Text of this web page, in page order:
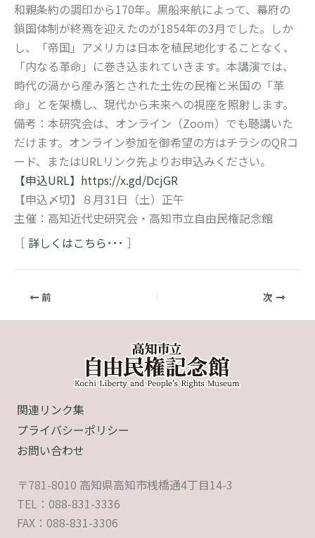
和親条約の調印から170年。黒船来航によって、幕府の
鎖国体制が終焉を迎えたのが1854年の3月でした。しか
し、「帝国」アメリカは日本を植民地化することなく、
「内なる革命」に巻き込まれていきます。本講演では、
時代の渦から産み落とされた土佐の民権と米国の「革
命」とを架橋し、現代から未来への視座を照射します。
備考：本研究会は、オンライン（Zoom）でも聴講いた
だけます。オンライン参加を御希望の方はチラシのQRコ
ード、またはURLリンク先よりお申込みください。
【申込URL】https://x.gd/DcjGR
【申込〆切】８月31日（土）正午
主催：高知近代史研究会・高知市立自由民権記念館
［ 詳しくはこちら･･･ ］
前 次
関連リンク集
プライバシーポリシー
お問い合わせ
〒781-8010 高知県高知市桟橋通4丁目14-3
TEL：088-831-3336
FAX：088-831-3306